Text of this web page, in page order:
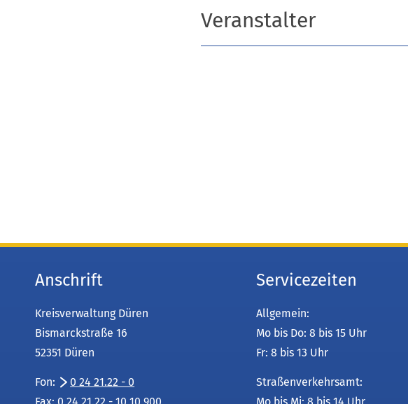
Veranstalter
Anschrift
Kreisverwaltung Düren
Bismarckstraße 16
52351 Düren
Fon:
0 24 21.22 - 0
Servicezeiten
Allgemein:
Mo bis Do: 8 bis 15 Uhr
Fr: 8 bis 13 Uhr
Straßenverkehrsamt: